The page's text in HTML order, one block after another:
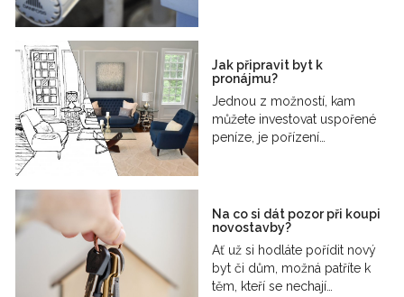
Jak připravit byt k
pronájmu?
Jednou z možností, kam
můžete investovat uspořené
peníze, je pořízení…
Na co si dát pozor při koupi
novostavby?
Ať už si hodláte pořídit nový
byt či dům, možná patříte k
těm, kteří se nechají…